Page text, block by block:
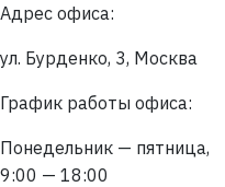
Адрес офиса:
ул. Бурденко, 3, Москва
График работы офиса:
Понедельник — пятница,
9:00 — 18:00